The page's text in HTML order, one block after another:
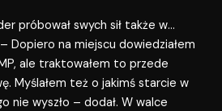
próbował swych sił także w…
Dopiero na miejscu dowiedziałem
ale traktowałem to przede
Myślałem też o jakimś starcie w
nie wyszło – dodał. W walce